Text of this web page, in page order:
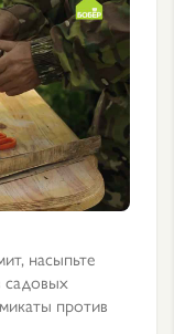
насыпьте
садовых
против